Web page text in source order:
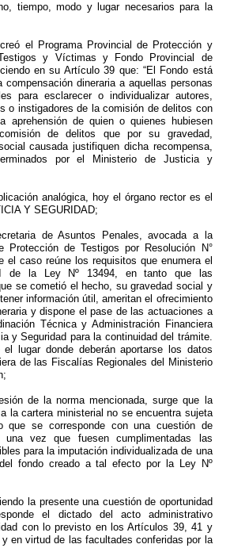
tiempo, modo y lugar necesarios para la
el Programa Provincial de Protección y
y Víctimas y Fondo Provincial de
en su Artículo 39 que: “El Fondo está
compensación dineraria a aquellas personas
para esclarecer o individualizar autores,
o instigadores de la comisión de delitos con
aprehensión de quien o quienes hubiesen
de delitos que por su gravedad,
causada justifiquen dicha recompensa,
por el Ministerio de Justicia y
analógica, hoy el órgano rector es el
Y SEGURIDAD;
de Asuntos Penales, avocada a la
Protección de Testigos por Resolución N°
el caso reúne los requisitos que enumera el
de la Ley Nº 13494, en tanto que las
se cometió el hecho, su gravedad social y
información útil, ameritan el ofrecimiento
y dispone el pase de las actuaciones a
Técnica y Administración Financiera
y Seguridad para la continuidad del trámite.
lugar donde deberán aportarse los datos
de las Fiscalías Regionales del Ministerio
de la norma mencionada, surge que la
la cartera ministerial no se encuentra sujeta
que se corresponde con una cuestión de
una vez que fuesen cumplimentadas las
para la imputación individualizada de una
fondo creado a tal efecto por la Ley Nº
la presente una cuestión de oportunidad
el dictado del acto administrativo
con lo previsto en los Artículos 39, 41 y
en virtud de las facultades conferidas por la